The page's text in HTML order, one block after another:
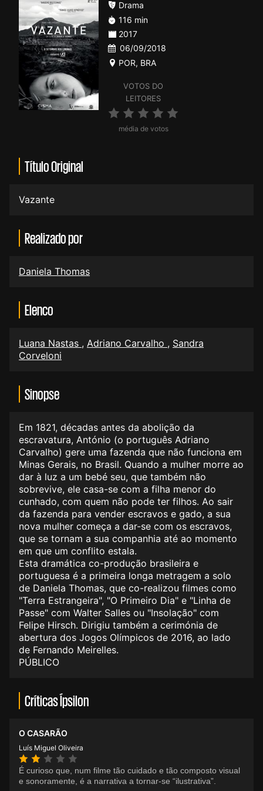
VOTOS DO
LEITORES
média de votos
Drama
116 min
2017
06/09/2018
POR, BRA
Título Original
Vazante
Realizado por
Daniela Thomas
Elenco
Luana Nastas , Adriano Carvalho , Sandra
Corveloni
Sinopse
Em 1821, décadas antes da abolição da
escravatura, António (o português Adriano
Carvalho) gere uma fazenda que não funciona em
Minas Gerais, no Brasil. Quando a mulher morre ao
dar à luz a um bebé seu, que também não
sobrevive, ele casa-se com a filha menor do
cunhado, com quem não pode ter filhos. Ao sair
da fazenda para vender escravos e gado, a sua
nova mulher começa a dar-se com os escravos,
que se tornam a sua companhia até ao momento
em que um conflito estala.
Esta dramática co-produção brasileira e
portuguesa é a primeira longa metragem a solo
de Daniela Thomas, que co-realizou filmes como
"Terra Estrangeira", "O Primeiro Dia" e "Linha de
Passe" com Walter Salles ou "Insolação" com
Felipe Hirsch. Dirigiu também a cerimónia de
abertura dos Jogos Olímpicos de 2016, ao lado
de Fernando Meirelles.
PÚBLICO
Críticas Ípsilon
O CASARÃO
Luís Miguel Oliveira
É curioso que, num filme tão cuidado e tão composto visual
e sonoramente, é a narrativa a tornar-se “ilustrativa”.